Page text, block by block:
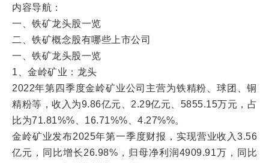
内容导航：
一、铁矿龙头股一览
二、铁矿概念股有哪些上市公司
一、铁矿龙头股一览
1、金岭矿业：龙头
2022年第四季度金岭矿业公司主营为铁精粉、球团、铜
精粉等，收入为9.86亿元、2.29亿元、5855.15万元，占
比为71.81%%、16.71%%、4.27%%。
金岭矿业发布2025年第一季度财报，实现营业收入3.56
亿元，同比增长26.98%，归母净利润4909.91万，同比